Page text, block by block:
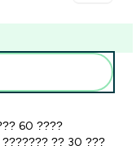
60 ????
?? 30 ???